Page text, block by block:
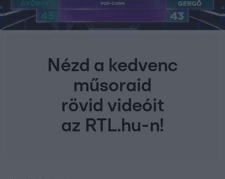
Nézd a kedvenc
műsoraid
rövid videóit
az RTL.hu-n!